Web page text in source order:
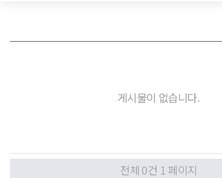
게시물이 없습니다.
전체 0건 1 페이지